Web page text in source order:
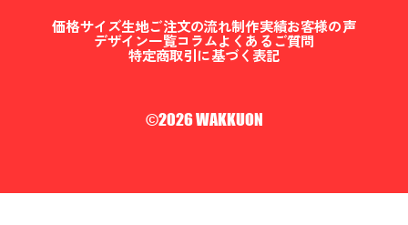
価格サイズ生地ご注文の流れ制作実績お客様の声
デザイン一覧コラムよくあるご質問
特定商取引に基づく表記
©2026 WAKKUON